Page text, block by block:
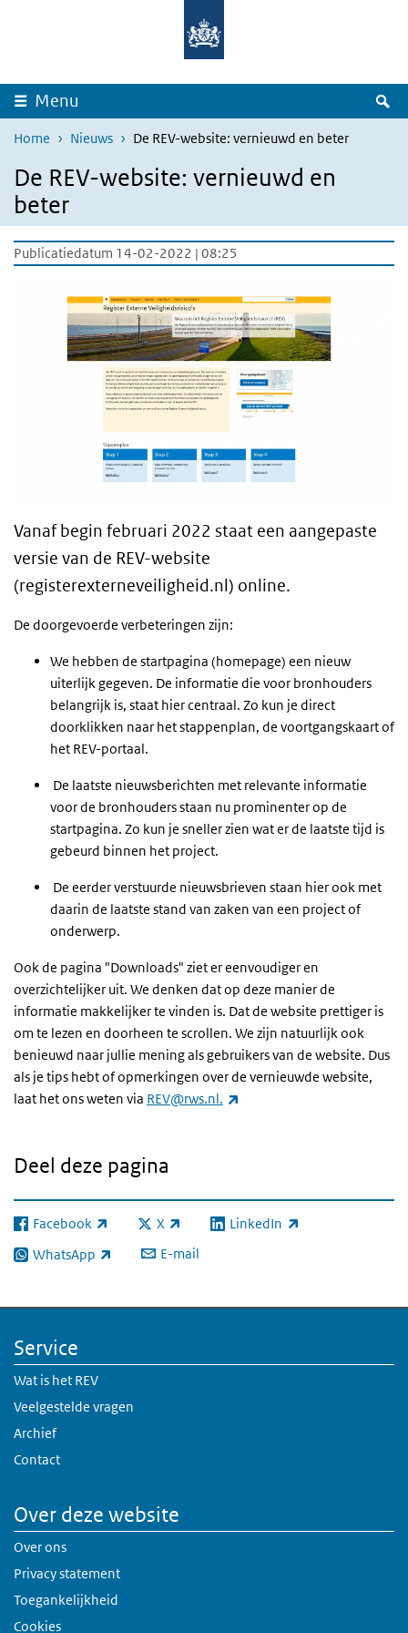
Overslaan en naar de inhoud gaan
Menu
Home Nieuws De REV-website: vernieuwd en beter
De REV-website: vernieuwd en
beter
Publicatiedatum 14-02-2022 | 08:25
Vanaf begin februari 2022 staat een aangepaste
versie van de REV-website
(registerexterneveiligheid.nl) online.
De doorgevoerde verbeteringen zijn:
We hebben de startpagina (homepage) een nieuw
uiterlijk gegeven. De informatie die voor bronhouders
belangrijk is, staat hier centraal. Zo kun je direct
doorklikken naar het stappenplan, de voortgangskaart of
het REV-portaal.
De laatste nieuwsberichten met relevante informatie
voor de bronhouders staan nu prominenter op de
startpagina. Zo kun je sneller zien wat er de laatste tijd is
gebeurd binnen het project.
De eerder verstuurde nieuwsbrieven staan hier ook met
daarin de laatste stand van zaken van een project of
onderwerp.
Ook de pagina "Downloads" ziet er eenvoudiger en
overzichtelijker uit. We denken dat op deze manier de
informatie makkelijker te vinden is. Dat de website prettiger is
om te lezen en doorheen te scrollen. We zijn natuurlijk ook
benieuwd naar jullie mening als gebruikers van de website. Dus
als je tips hebt of opmerkingen over de vernieuwde website,
laat het ons weten via REV@rws.nl.
Deel deze pagina
Facebook
(externe link) X
(externe link) LinkedIn
(externe link)
WhatsApp
(externe link) E-mail
Service
Wat is het REV
Veelgestelde vragen
Archief
Contact
Over deze website
Over ons
Privacy statement
Toegankelijkheid
Cookies